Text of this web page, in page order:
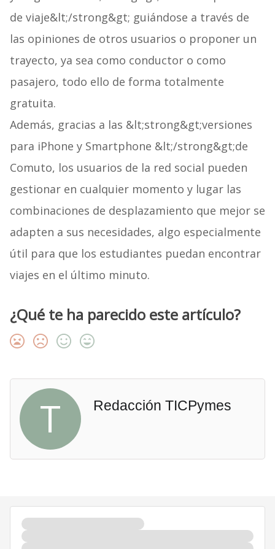
de viaje&lt;/strong&gt; guiándose a través de
las opiniones de otros usuarios o proponer un
trayecto, ya sea como conductor o como
pasajero, todo ello de forma totalmente
gratuita.
Además, gracias a las &lt;strong&gt;versiones
para iPhone y Smartphone &lt;/strong&gt;de
Comuto, los usuarios de la red social pueden
gestionar en cualquier momento y lugar las
combinaciones de desplazamiento que mejor se
adapten a sus necesidades, algo especialmente
útil para que los estudiantes puedan encontrar
viajes en el último minuto.
¿Qué te ha parecido este artículo?
T Redacción TICPymes